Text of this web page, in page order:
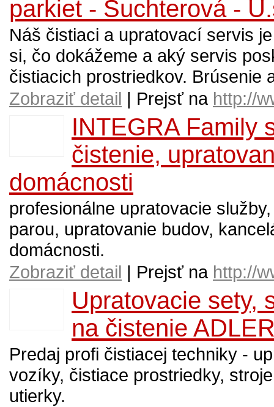
parkiet - Šuchterová -
Náš čistiaci a upratovací servis
si, čo dokážeme a aký servis
čistiacich prostriedkov. Brúsenie
Zobraziť detail | Prejsť na http://
INTEGRA Family
čistenie,
domácnosti
profesionálne upratovacie
parou, upratovanie budov,
domácnosti.
Zobraziť detail | Prejsť na http://
Upratovacie sety,
na čistenie
Predaj profi čistiacej techniky -
vozíky, čistiace prostriedky,
utierky.